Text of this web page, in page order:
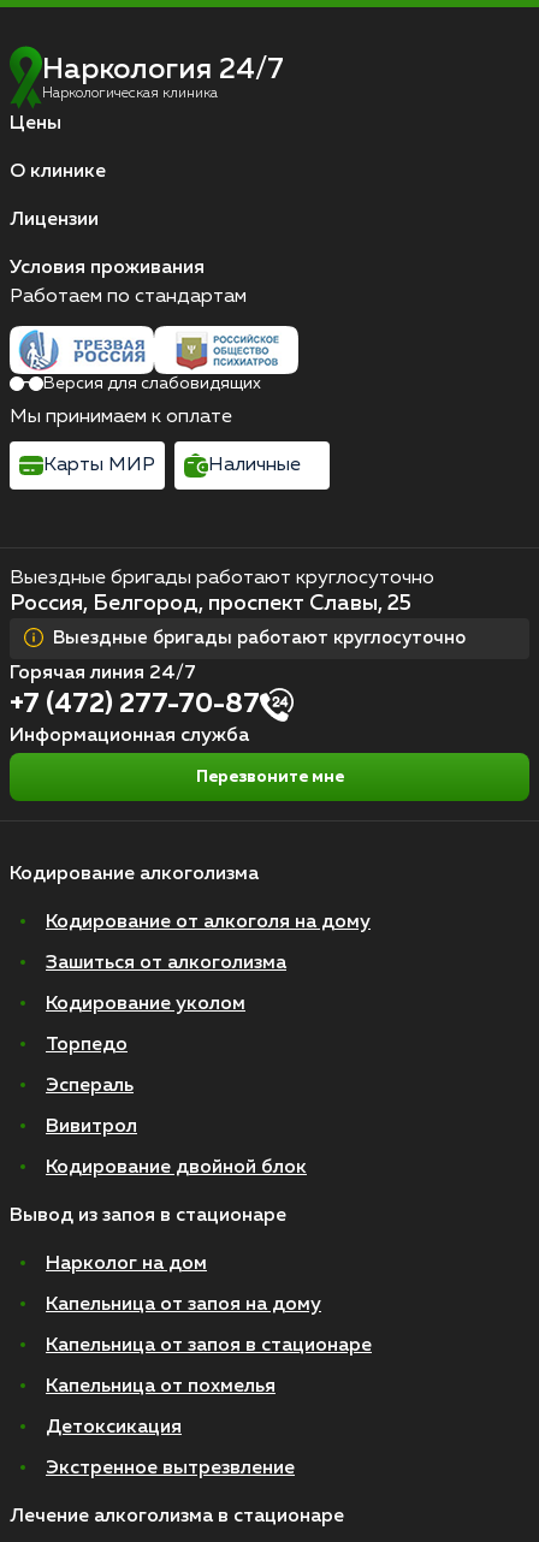
Наркология 24/7
Наркологическая клиника
Цены
О клинике
Лицензии
Условия проживания
Кодирование алкоголизма
Кодирование от алкоголя на дому
Зашиться от алкоголизма
Кодирование уколом
Торпедо
Эспераль
Вивитрол
Кодирование двойной блок
Вывод из запоя в стационаре
Нарколог на дом
Капельница от запоя на дому
Капельница от запоя в стационаре
Капельница от похмелья
Детоксикация
Экстренное вытрезвление
Лечение алкоголизма в стационаре
Выездные бригады работают круглосуточно
Россия, Белгород, проспект Славы, 25
Выездные бригады работают круглосуточно
Горячая линия 24/7
+7 (472) 277-70-87
Информационная служба
Перезвоните мне
Работаем по стандартам
Версия для слабовидящих
Мы принимаем к оплате
Карты МИР Наличные